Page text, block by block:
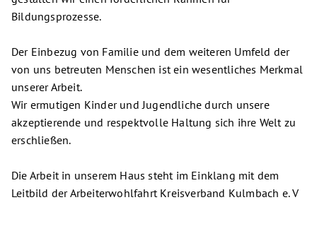
Bildungsprozesse.
Der Einbezug von Familie und dem weiteren Umfeld der
von uns betreuten Menschen ist ein wesentliches Merkmal
unserer Arbeit.
Wir ermutigen Kinder und Jugendliche durch unsere
akzeptierende und respektvolle Haltung sich ihre Welt zu
erschließen.
Die Arbeit in unserem Haus steht im Einklang mit dem
Leitbild der Arbeiterwohlfahrt Kreisverband Kulmbach e. V